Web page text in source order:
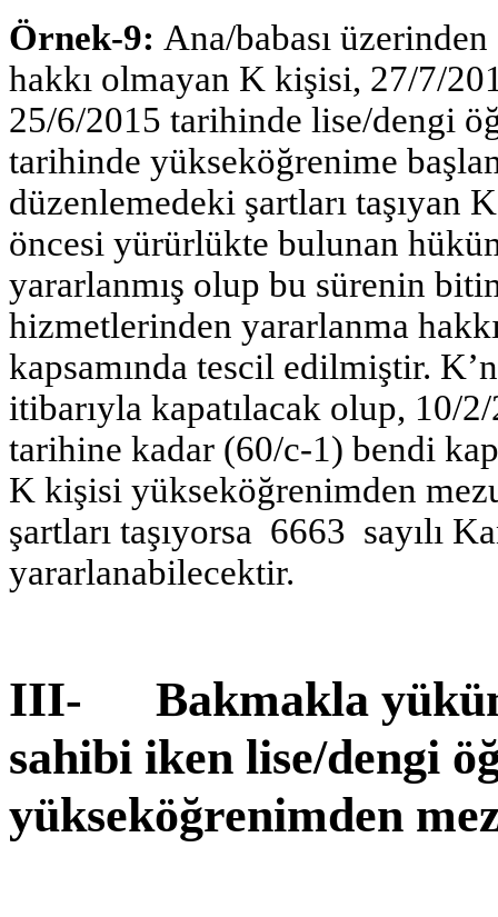
Örnek-9: Ana/babası
hakkı olmayan K kişisi, 27/7/
25/6/2015 tarihinde lise/dengi
tarihinde yükseköğrenime
düzenlemedeki şartları
öncesi yürürlükte bulunan
yararlanmış olup bu sürenin
hizmetlerinden yararlanma
kapsamında tescil edilmiştir.
itibarıyla kapatılacak olup, 10/
tarihine kadar (60/c-1) bendi
K kişisi yükseköğrenimden
şartları taşıyorsa 6663 sayılı
yararlanabilecektir.
III- Bakmakla
sahibi iken lise/dengi
yükseköğrenimden